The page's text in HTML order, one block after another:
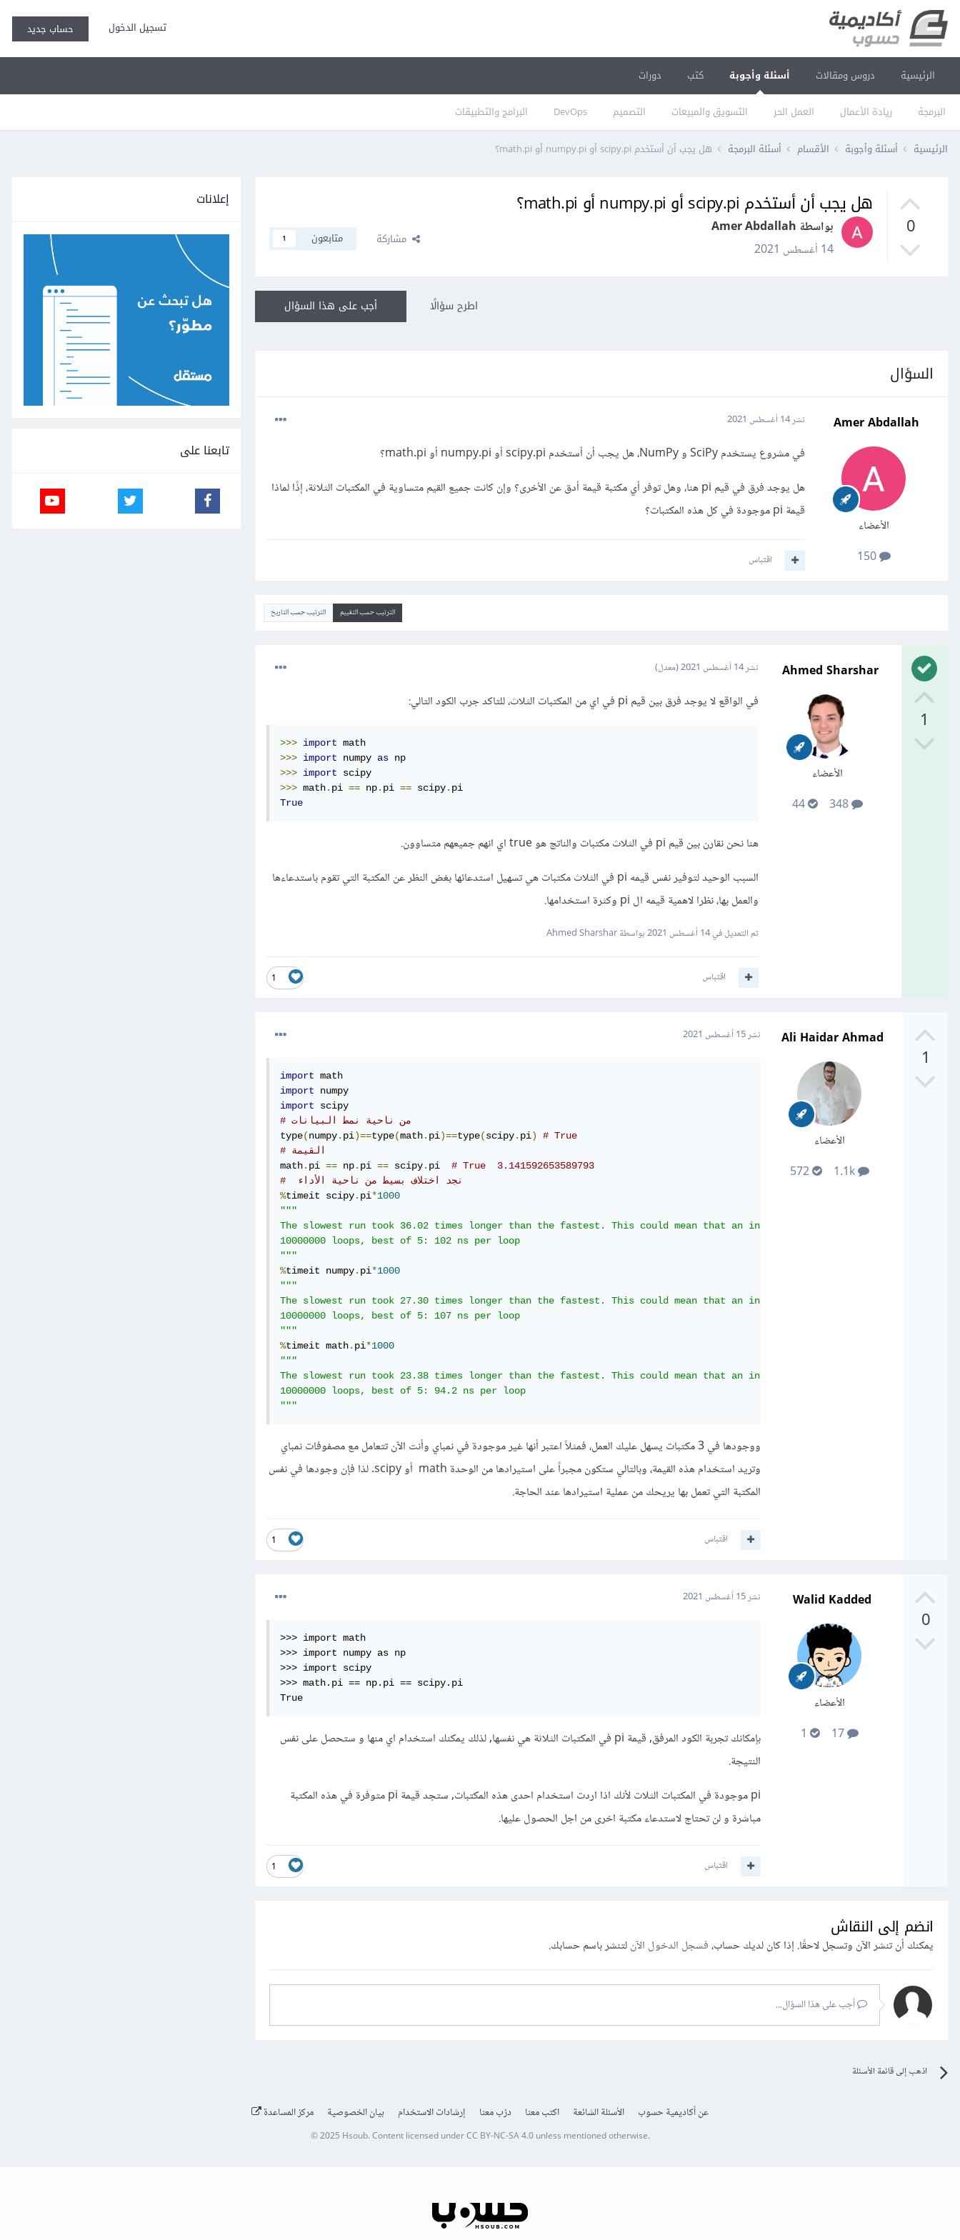
تسجيل الدخول حساب جديد
الرئيسية دروس ومقالات أسئلة وأجوبة
البرمجة ريادة الأعمال العمل الحر التسويق والمبيعات التصميم DevOps البرامج والتطبيقات
كتب دورات
الرئيسية أسئلة وأجوبة الأقسام أسئلة البرمجة هل يجب أن أستخدم scipy.pi أو numpy.pi أو math.pi؟
0
هل يجب أن أستخدم scipy.pi أو numpy.pi أو math.pi؟
بواسطة Amer Abdallah
14 أغسطس 2021
مشاركة متابعون 1
أجب على هذا السؤال اطرح سؤالًا
السؤال
Amer Abdallah
الأعضاء
150
نشر14 أغسطس 2021
في مشروع يستخدم SciPy و NumPy، هل يجب أن أستخدم scipy.pi أو numpy.pi أو math.pi؟
هل يوجد فرق في قيم pi هنا، وهل توفر أي مكتبة قيمة أدق عن الأخرى؟ وإن كانت جميع القيم متساوية في المكتبات الثلاثة، إذًا لماذا
قيمة pi موجودة في كل هذه المكتبات؟
اقتباس
الترتيب حسب التقييم الترتيب حسب التاريخ
1
Ahmed Sharshar
الأعضاء
348
44
نشر14 أغسطس 2021 (معدل)
في الواقع لا يوجد فرق بين قيم pi في اي من المكتبات الثلاث، للتاكد جرب الكود التالي:
>>> import
>>> import numpy as
>>> import
>>> math. pi == np. pi == scipy.
True
هنا نحن نقارن بين قيم pi في الثلاث مكتبات والناتج هو true اي انهم جميعهم متساوون.
السبب الوحيد لتوفير نفس قيمه pi في الثلاث مكتبات هي تسهيل استدعائها بغض النظر عن المكتبة التي تقوم باستدعاءها
والعمل بها، نظرا لاهمية قيمه ال pi وكثرة استخدامها.
تم التعديل في14 أغسطس 2021 بواسطة Ahmed Sharshar
1 اقتباس
1
Ali Haidar Ahmad
الأعضاء
1.1k
572
نشر15 أغسطس 2021
import
import
import
# من ناحية نمط البيانات
type(numpy. pi)==type(math. pi)==type(scipy. pi)
# True
# القيمة
math. pi == np. pi == scipy. pi # True  3.141592653589793
#  نجد اختلاف بسيط من ناحية الأداء
%timeit scipy. pi*1000
"""
The slowest run took 36.02 times longer than the fastest. This could mean that an intermediate result is being cached.
10000000 loops, best of 5: 102 ns per loop
"""
%timeit numpy. pi*1000
"""
The slowest run took 27.30 times longer than the fastest. This could mean that an intermediate result is being cached.
10000000 loops, best of 5: 107 ns per loop
"""
%timeit math. pi*1000
"""
The slowest run took 23.38 times longer than the fastest. This could mean that an intermediate result is being cached.
10000000 loops, best of 5: 94.2 ns per loop
"""
ووجودها في 3 مكتبات يسهل عليك العمل، فمثلاً اعتبر أنها غير موجودة في نمباي وأنت الآن تتعامل مع مصفوفات نمباي
وتريد استخدام هذه القيمة، وبالتالي ستكون مجبراً على استيرادها من الوحدة math أو scipy. لذا فإن وجودها في نفس
المكتبة التي تعمل بها يريحك من عملية استيرادها عند الحاجة.
1 اقتباس
0
Walid Kadded
الأعضاء
17
نشر15 أغسطس 2021
>>> import math
>>> import numpy as np
>>> import scipy
>>> math.pi == np.pi == scipy.pi
True
بإمكانك تجربة الكود المرفق, قيمة pi في المكتبات الثلاثة هي نفسها, لذلك يمكنك استخدام اي منها و ستحصل على نفس
النتيجة.
pi موجودة في المكتبات الثلات لأنك اذا اردت استخدام احدى هذه المكتبات, ستجد قيمة pi متوفرة في هذه المكتبة
مباشرة و لن تحتاج لاستدعاء مكتبة اخرى من اجل الحصول عليها.
1 اقتباس
انضم إلى النقاش
يمكنك أن تنشر الآن وتسجل لاحقًا. إذا كان لديك حساب،فسجل الدخول الآنلتنشر باسم حسابك.
أجب على هذا السؤال...
اذهب إلى قائمة الأسئلة
إعلانات
تابعنا على
عن أكاديمية حسوب الأسئلة الشائعة اكتب معنا درّب معنا إرشادات الاستخدام بيان الخصوصية مركز المساعدة
© 2025 Hsoub.Content licensed underCC BY-NC-SA 4.0unless mentioned otherwise.